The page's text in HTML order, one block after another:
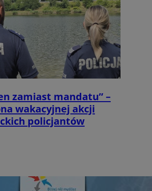
zamiast mandatu” –
wakacyjnej akcji
policjantów